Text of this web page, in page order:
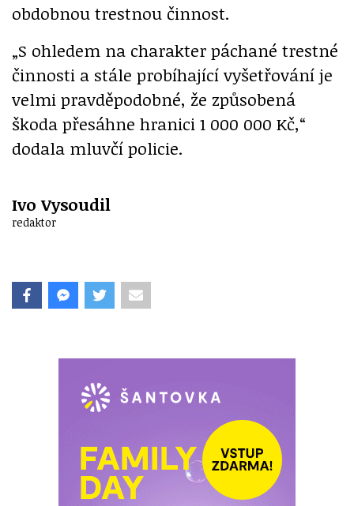
obdobnou trestnou činnost.
„S ohledem na charakter páchané trestné
činnosti a stále probíhající vyšetřování je
velmi pravděpodobné, že způsobená
škoda přesáhne hranici 1 000 000 Kč,“
dodala mluvčí policie.
Ivo Vysoudil
redaktor